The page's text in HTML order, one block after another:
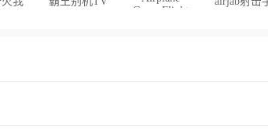
Game Flight